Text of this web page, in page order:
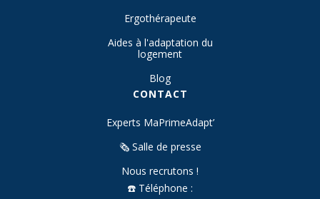
Ergothérapeute
Aides à l'adaptation du
logement
Blog
CONTACT
Experts MaPrimeAdapt’
🗞️ Salle de presse
Nous recrutons !
☎️ Téléphone :